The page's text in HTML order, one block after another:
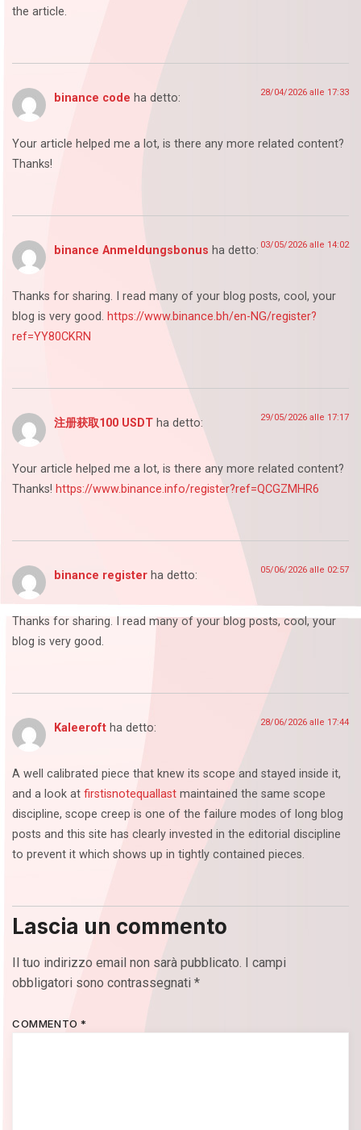
the article.
binance code ha detto: 28/04/2026 alle 17:33
Your article helped me a lot, is there any more related content?
Thanks!
binance Anmeldungsbonus ha detto: 03/05/2026 alle 14:02
Thanks for sharing. I read many of your blog posts, cool, your
blog is very good. https://www.binance.bh/en-NG/register?
ref=YY80CKRN
注册获取100 USDT ha detto: 29/05/2026 alle 17:17
Your article helped me a lot, is there any more related content?
Thanks! https://www.binance.info/register?ref=QCGZMHR6
binance register ha detto: 05/06/2026 alle 02:57
Thanks for sharing. I read many of your blog posts, cool, your
blog is very good.
Kaleeroft ha detto: 28/06/2026 alle 17:44
A well calibrated piece that knew its scope and stayed inside it,
and a look at firstisnotequallast maintained the same scope
discipline, scope creep is one of the failure modes of long blog
posts and this site has clearly invested in the editorial discipline
to prevent it which shows up in tightly contained pieces.
Lascia un commento
Il tuo indirizzo email non sarà pubblicato.
I campi
obbligatori sono contrassegnati *
COMMENTO*